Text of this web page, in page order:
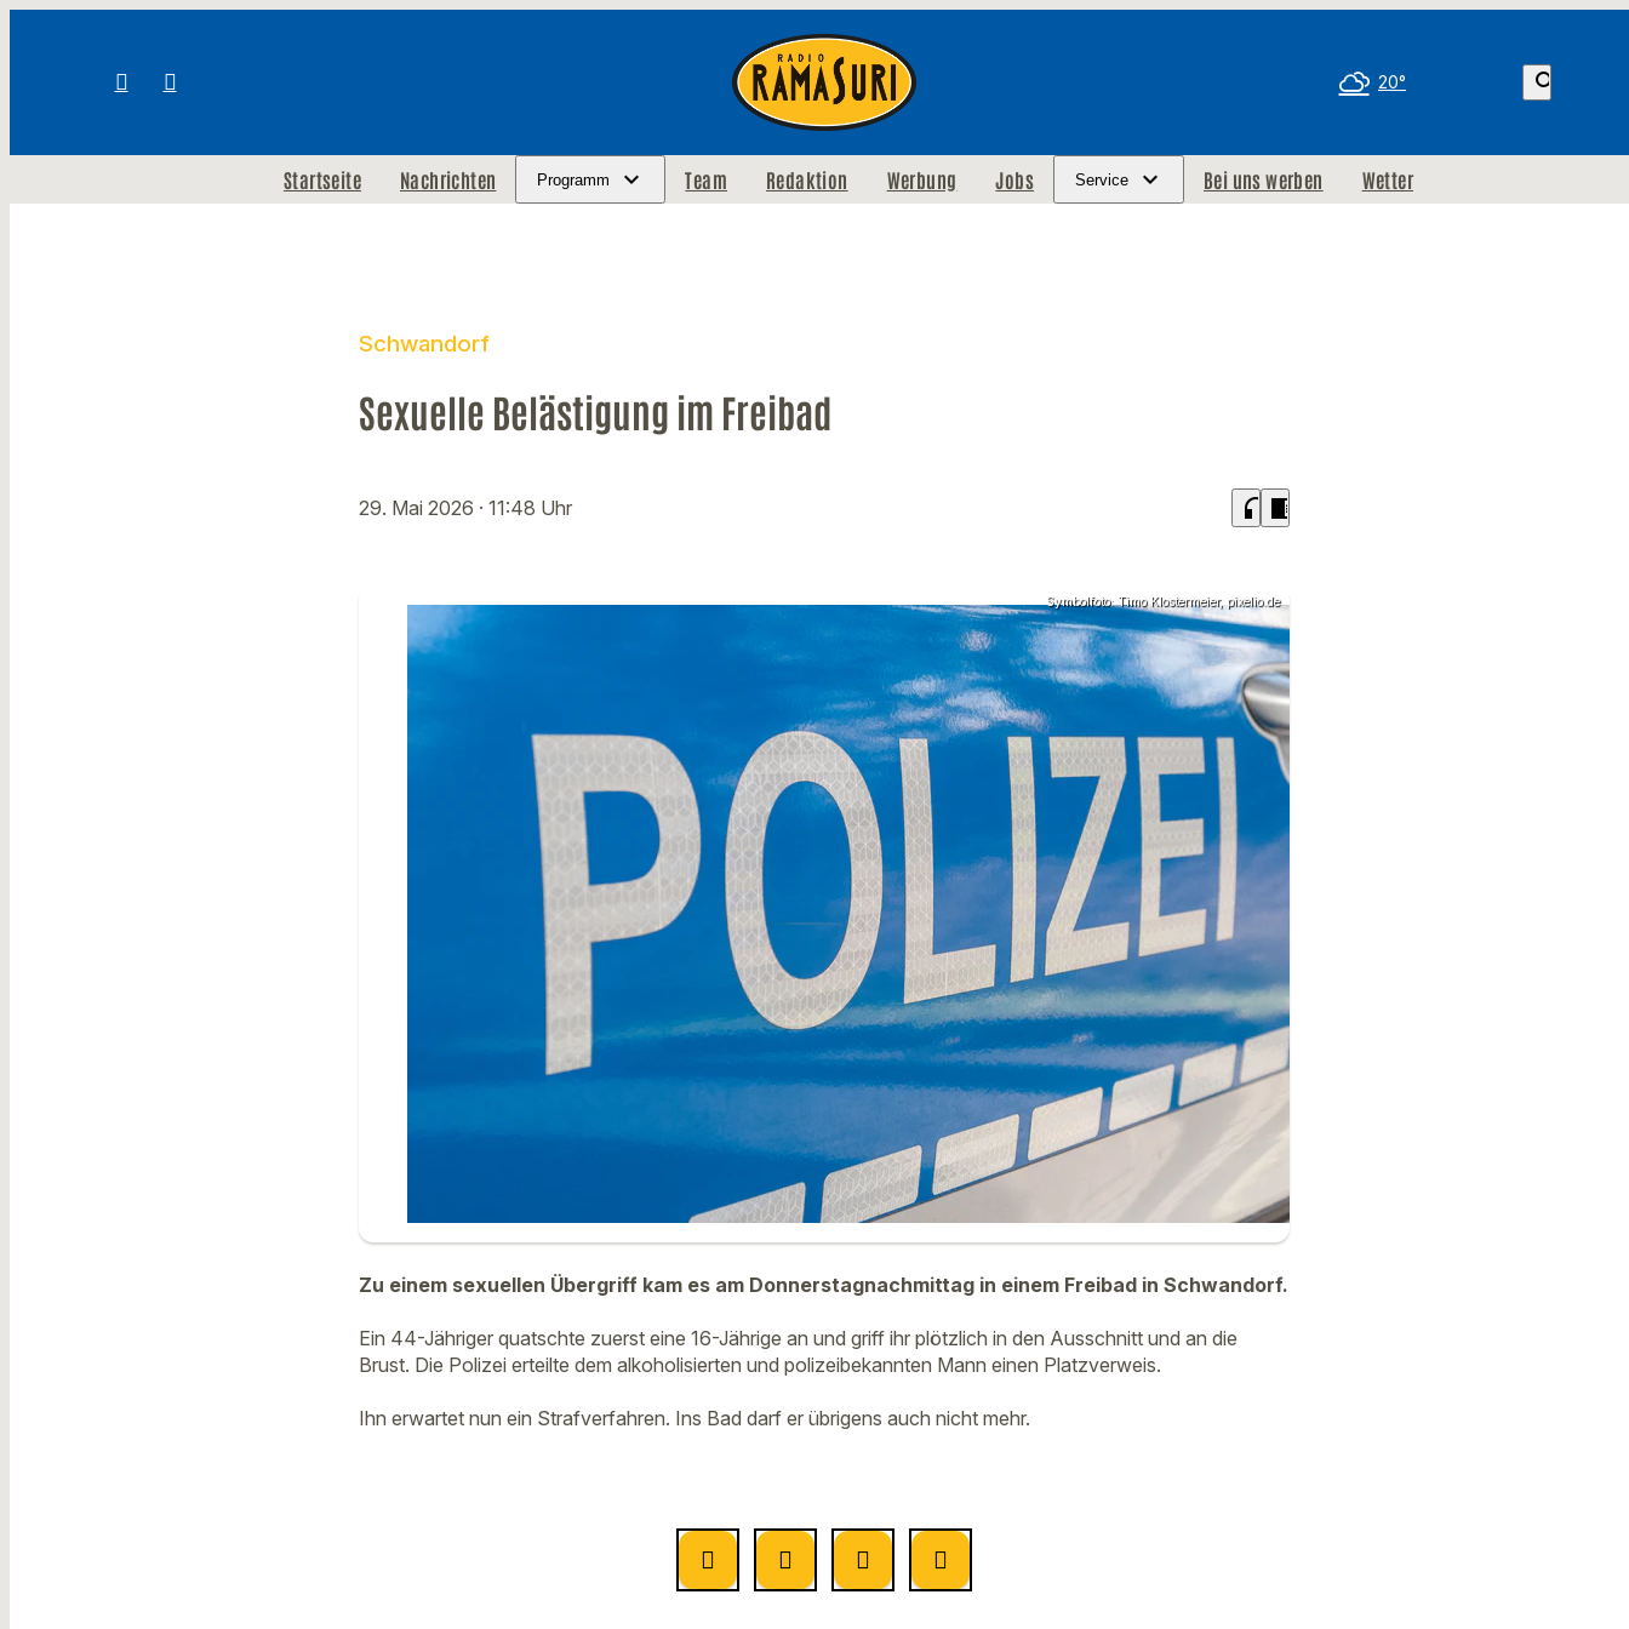
20° search
Startseite Nachrichten Programm Team Redaktion Werbung Jobs Service Bei uns werben Wetter
Schwandorf
Sexuelle Belästigung im Freibad
29. Mai 2026 · 11:48 Uhr headphones chrome_reader_mode
Symbolfoto: Timo Klostermeier, pixelio.de
Zu einem sexuellen Übergriff kam es am Donnerstagnachmittag in einem Freibad in Schwandorf.
Ein 44-Jähriger quatschte zuerst eine 16-Jährige an und griff ihr plötzlich in den Ausschnitt und an die
Brust. Die Polizei erteilte dem alkoholisierten und polizeibekannten Mann einen Platzverweis.
Ihn erwartet nun ein Strafverfahren. Ins Bad darf er übrigens auch nicht mehr.